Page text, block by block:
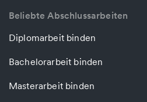
Beliebte Abschlussarbeiten
Diplomarbeit binden
Bachelorarbeit binden
Masterarbeit binden